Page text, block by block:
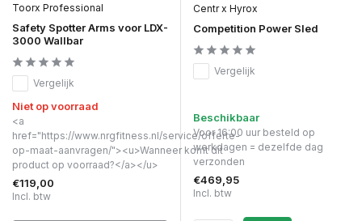
Toorx Professional
Safety Spotter Arms voor LDX-
3000 Wallbar
Vergelijk
Niet op voorraad
<a
href="https://www.nrgfitness.nl/service/offerte-
op-maat-aanvragen/"><u>Wanneer komt dit
product op voorraad?</a></u>
€119,00
Incl. btw
Centr x Hyrox
Competition Power Sled
Vergelijk
Beschikbaar
Voor 16:00 uur besteld op
werkdagen = dezelfde dag
verzonden
€469,95
Incl. btw